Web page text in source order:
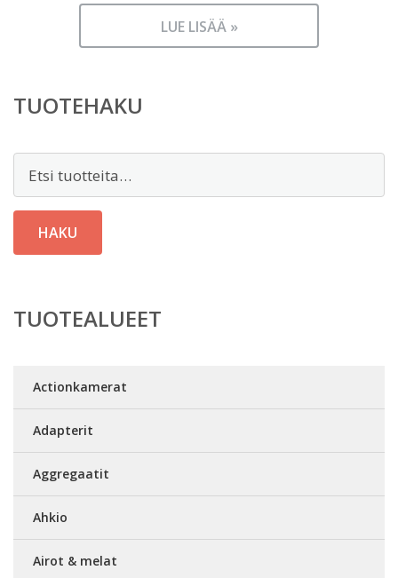
LUE LISÄÄ »
TUOTEHAKU
HAKU
TUOTEALUEET
Actionkamerat
Adapterit
Aggregaatit
Ahkio
Airot & melat